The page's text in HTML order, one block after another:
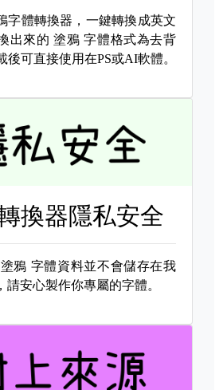
字體轉換器，一鍵轉換成英文
出來的塗鴉 字體格式為去背
後可直接使用在PS或AI軟體。
換器隱私安全
塗鴉 字體資料並不會儲存在我
請安心製作你專屬的字體。